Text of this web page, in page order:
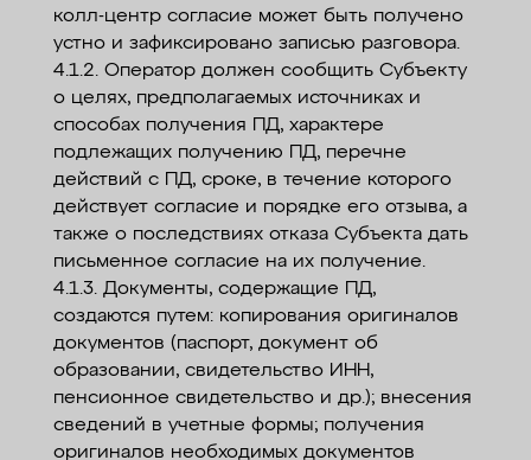
колл-центр согласие может быть получено
устно и зафиксировано записью разговора.
4.1.2. Оператор должен сообщить Субъекту
о целях, предполагаемых источниках и
способах получения ПД, характере
подлежащих получению ПД, перечне
действий с ПД, сроке, в течение которого
действует согласие и порядке его отзыва, а
также о последствиях отказа Субъекта дать
письменное согласие на их получение.
4.1.3. Документы, содержащие ПД,
создаются путем: копирования оригиналов
документов (паспорт, документ об
образовании, свидетельство ИНН,
пенсионное свидетельство и др.); внесения
сведений в учетные формы; получения
оригиналов необходимых документов